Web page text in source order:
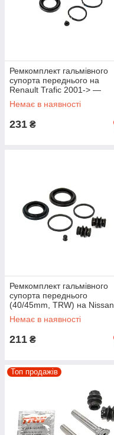
Ремкомплект гальмівного
супорта переднього на
Renault Trafic 2001-> —
Frenkit (Іспанія) - 240024
Немає в наявності
231 ₴
Ремкомплект гальмівного
супорта переднього
(40/45mm, TRW) на Nissan
Primastar 2006->2014 —
Autofren - D4-947
Немає в наявності
211 ₴
Топ продажів